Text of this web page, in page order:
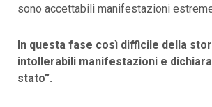
sono accettabili manifestazioni
In questa fase così difficile della
intollerabili manifestazioni e
stato”.